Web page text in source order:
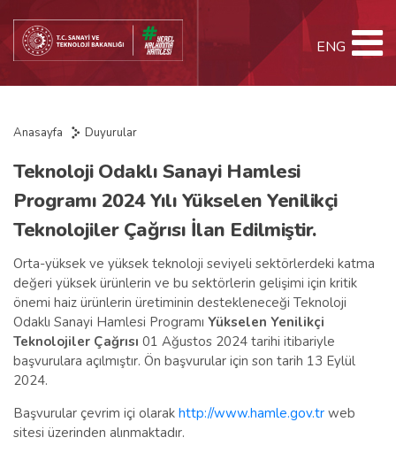
ENG
Anasayfa Duyurular
Teknoloji Odaklı Sanayi Hamlesi
Programı 2024 Yılı Yükselen Yenilikçi
Teknolojiler Çağrısı İlan Edilmiştir.
Orta-yüksek ve yüksek teknoloji seviyeli sektörlerdeki katma
değeri yüksek ürünlerin ve bu sektörlerin gelişimi için kritik
önemi haiz ürünlerin üretiminin destekleneceği Teknoloji
Odaklı Sanayi Hamlesi Programı Yükselen Yenilikçi
Teknolojiler Çağrısı 01 Ağustos 2024 tarihi itibariyle
başvurulara açılmıştır. Ön başvurular için son tarih 13 Eylül
2024.
Başvurular çevrim içi olarak http://www.hamle.gov.tr web
sitesi üzerinden alınmaktadır.